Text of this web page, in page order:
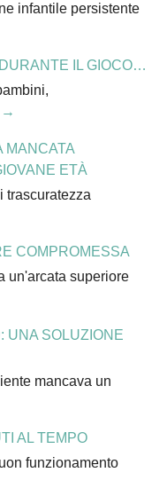
infantile persistente
IL GIOCO…
MANCATA
ETÀ
trascuratezza
COMPROMESSA
un'arcata superiore
UNA SOLUZIONE
mancava un
AL TEMPO
funzionamento